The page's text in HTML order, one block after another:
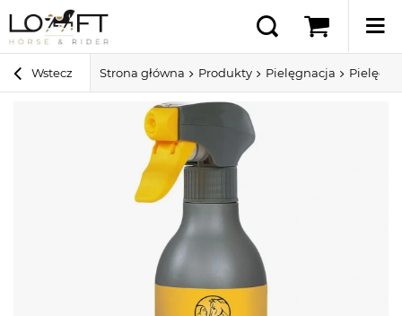
Wstecz Strona główna Produkty Pielęgnacja